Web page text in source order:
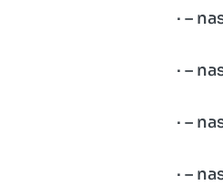
· –
· –
· –
· –